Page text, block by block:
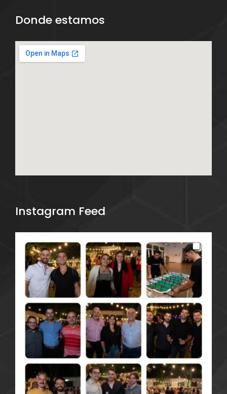
Donde estamos
Instagram Feed